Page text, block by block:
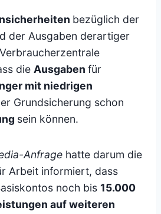
bezüglich der
der Ausgaben derartiger
die Ausgaben für
mit niedrigen
Grundsicherung schon
sein können.
Anfrage hatte darum die
Arbeit informiert, dass
noch bis 15.000
auf weiteren